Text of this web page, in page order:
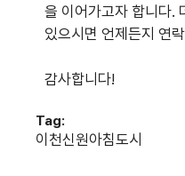
을 이어가고자 합니다.
있으시면 언제든지 연
감사합니다!
Tag:
이천신원아침도시